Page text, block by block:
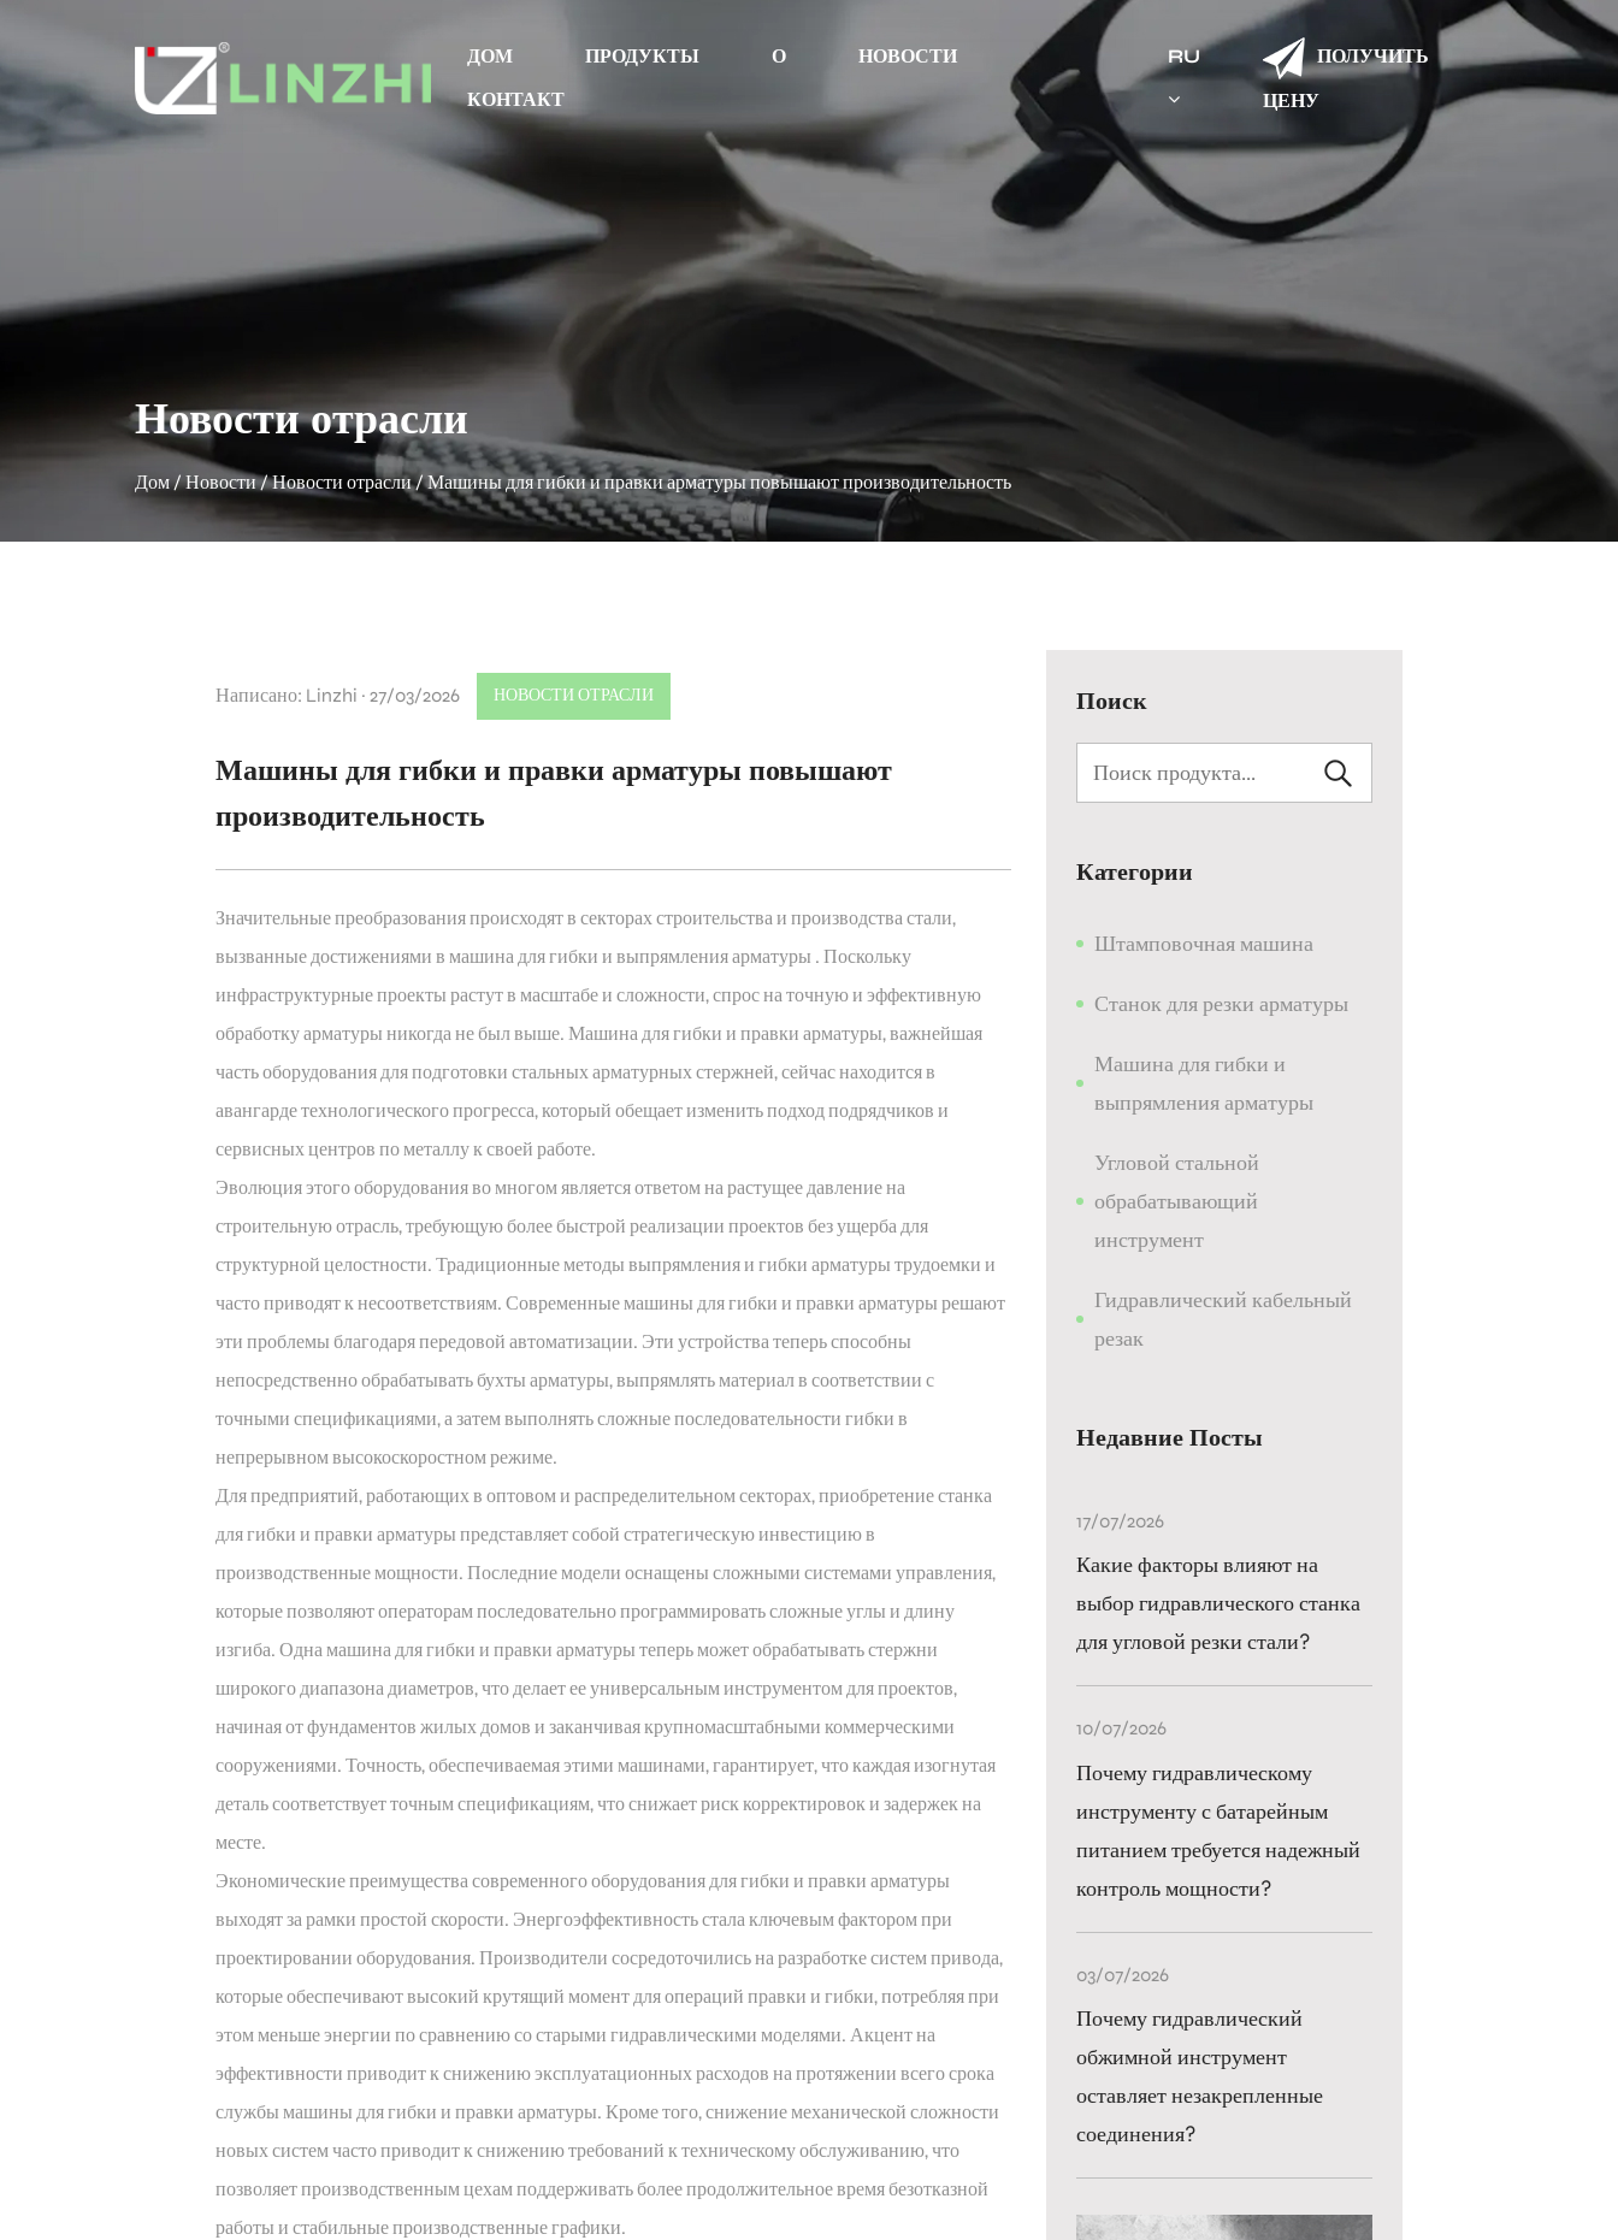
ДОМ ПРОДУКТЫ О
НОВОСТИ
КОНТАКТ
RU
ПОЛУЧИТЬ
ЦЕНУ
Новости отрасли
Дом/Новости/Новости отрасли/Машины для гибки и правки арматуры повышают производительность
Написано: Linzhi · 27/03/2026 НОВОСТИ ОТРАСЛИ
Машины для гибки и правки арматуры повышают
производительность
Значительные преобразования происходят в секторах строительства и производства стали,
вызванные достижениями вмашина для гибки и выпрямления арматуры . Поскольку
инфраструктурные проекты растут в масштабе и сложности, спрос на точную и эффективную
обработку арматуры никогда не был выше. Машина для гибки и правки арматуры, важнейшая
часть оборудования для подготовки стальных арматурных стержней, сейчас находится в
авангарде технологического прогресса, который обещает изменить подход подрядчиков и
сервисных центров по металлу к своей работе.
Эволюция этого оборудования во многом является ответом на растущее давление на
строительную отрасль, требующую более быстрой реализации проектов без ущерба для
структурной целостности. Традиционные методы выпрямления и гибки арматуры трудоемки и
часто приводят к несоответствиям. Современные машины для гибки и правки арматуры решают
эти проблемы благодаря передовой автоматизации. Эти устройства теперь способны
непосредственно обрабатывать бухты арматуры, выпрямлять материал в соответствии с
точными спецификациями, а затем выполнять сложные последовательности гибки в
непрерывном высокоскоростном режиме.
Для предприятий, работающих в оптовом и распределительном секторах, приобретение станка
для гибки и правки арматуры представляет собой стратегическую инвестицию в
производственные мощности. Последние модели оснащены сложными системами управления,
которые позволяют операторам последовательно программировать сложные углы и длину
изгиба. Одна машина для гибки и правки арматуры теперь может обрабатывать стержни
широкого диапазона диаметров, что делает ее универсальным инструментом для проектов,
начиная от фундаментов жилых домов и заканчивая крупномасштабными коммерческими
сооружениями. Точность, обеспечиваемая этими машинами, гарантирует, что каждая изогнутая
деталь соответствует точным спецификациям, что снижает риск корректировок и задержек на
месте.
Экономические преимущества современного оборудования для гибки и правки арматуры
выходят за рамки простой скорости. Энергоэффективность стала ключевым фактором при
проектировании оборудования. Производители сосредоточились на разработке систем привода,
которые обеспечивают высокий крутящий момент для операций правки и гибки, потребляя при
этом меньше энергии по сравнению со старыми гидравлическими моделями. Акцент на
эффективности приводит к снижению эксплуатационных расходов на протяжении всего срока
службы машины для гибки и правки арматуры. Кроме того, снижение механической сложности
новых систем часто приводит к снижению требований к техническому обслуживанию, что
позволяет производственным цехам поддерживать более продолжительное время безотказной
работы и стабильные производственные графики.
Поиск
Категории
Штамповочная машина
Станок для резки арматуры
Машина для гибки и
выпрямления арматуры
Угловой стальной
обрабатывающий
инструмент
Гидравлический кабельный
резак
Недавние Посты
17/07/2026
Какие факторы влияют на
выбор гидравлического станка
для угловой резки стали?
10/07/2026
Почему гидравлическому
инструменту с батарейным
питанием требуется надежный
контроль мощности?
03/07/2026
Почему гидравлический
обжимной инструмент
оставляет незакрепленные
соединения?